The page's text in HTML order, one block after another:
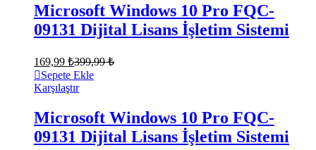
Microsoft Windows 10 Pro FQC-
09131 Dijital Lisans İşletim Sistemi
169,99 ₺399,99₺
Sepete Ekle
Karşılaştır
Microsoft Windows 10 Pro FQC-
09131 Dijital Lisans İşletim Sistemi